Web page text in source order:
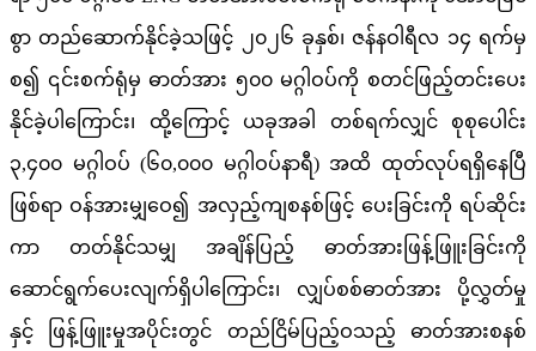
စွာ တည်ဆောက်နိုင်ခဲ့သဖြင့် ၂၀၂၆ ခုနှစ်၊ ဇန်နဝါရီလ ၁၄ ရက်မှ
စ၍ ၎င်းစက်ရုံမှ ဓာတ်အား ၅၀၀ မဂ္ဂါဝပ်ကို စတင်ဖြည့်တင်းပေး
နိုင်ခဲ့ပါကြောင်း၊ ထို့ကြောင့် ယခုအခါ တစ်ရက်လျှင် စုစုပေါင်း
၃,၄၀၀ မဂ္ဂါဝပ် (၆၀,၀၀၀ မဂ္ဂါဝပ်နာရီ) အထိ ထုတ်လုပ်ရရှိနေပြီ
ဖြစ်ရာ ဝန်အားမျှဝေ၍ အလှည့်ကျစနစ်ဖြင့် ပေးခြင်းကို ရပ်ဆိုင်း
ကာ တတ်နိုင်သမျှ အချိန်ပြည့် ဓာတ်အားဖြန့်ဖြူးခြင်းကို
ဆောင်ရွက်ပေးလျက်ရှိပါကြောင်း၊ လျှပ်စစ်ဓာတ်အား ပို့လွှတ်မှု
နှင့် ဖြန့်ဖြူးမှုအပိုင်းတွင် တည်ငြိမ်ပြည့်ဝသည့် ဓာတ်အားစနစ်